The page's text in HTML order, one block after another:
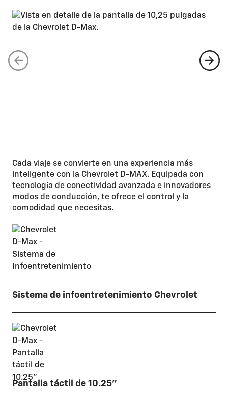
Cada viaje se convierte en una experiencia más
inteligente con la Chevrolet D-MAX. Equipada con
tecnología de conectividad avanzada e innovadores
modos de conducción, te ofrece el control y la
comodidad que necesitas.
Sistema de infoentretenimiento Chevrolet
Pantalla táctil de 10.25"